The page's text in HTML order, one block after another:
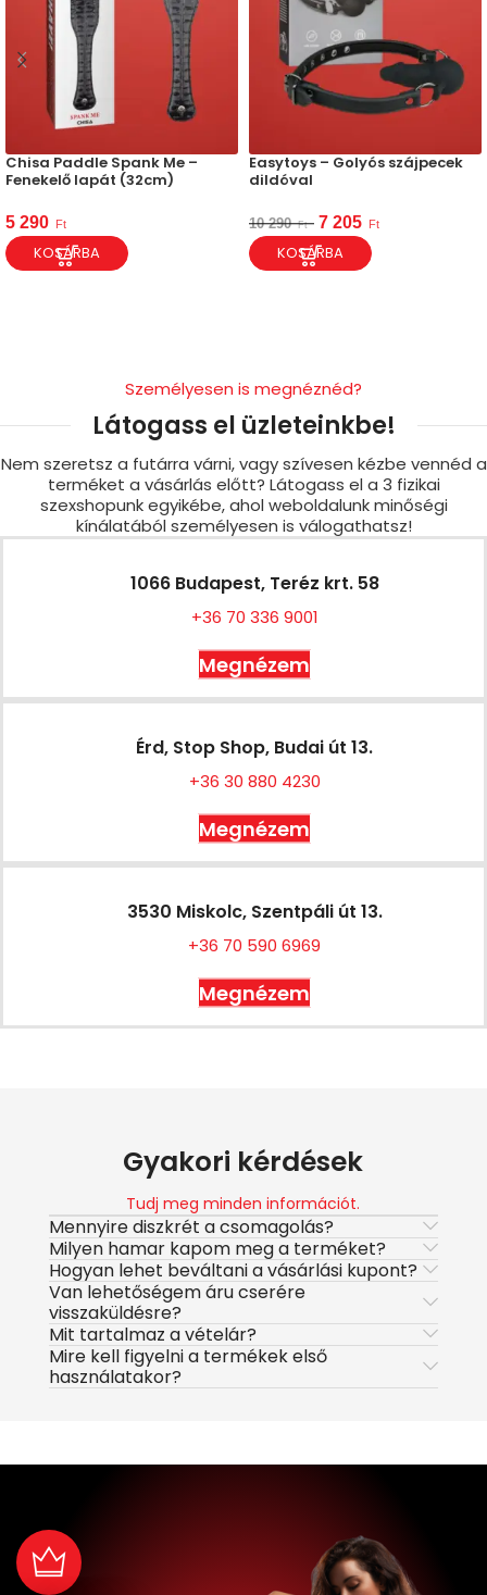
Chisa Paddle Spank Me –
Fenekelő lapát (32cm)
5 290 Ft
KOSÁRBA
Easytoys – Golyós szájpecek
dildóval
10 290 Ft 7 205 Ft
KOSÁRBA
Személyesen is megnéznéd?
Látogass el üzleteinkbe!
Nem szeretsz a futárra várni, vagy szívesen kézbe vennéd a
terméket a vásárlás előtt? Látogass el a 3 fizikai
szexshopunk egyikébe, ahol weboldalunk minőségi
kínálatából személyesen is válogathatsz!
1066 Budapest, Teréz krt. 58
+36 70 336 9001
Megnézem
Érd, Stop Shop, Budai út 13.
+36 30 880 4230
Megnézem
3530 Miskolc, Szentpáli út 13.
+36 70 590 6969
Megnézem
Gyakori kérdések
Tudj meg minden információt.
Mennyire diszkrét a csomagolás?
Milyen hamar kapom meg a terméket?
Hogyan lehet beváltani a vásárlási kupont?
Van lehetőségem áru cserére
visszaküldésre?
Mit tartalmaz a vételár?
Mire kell figyelni a termékek első
használatakor?